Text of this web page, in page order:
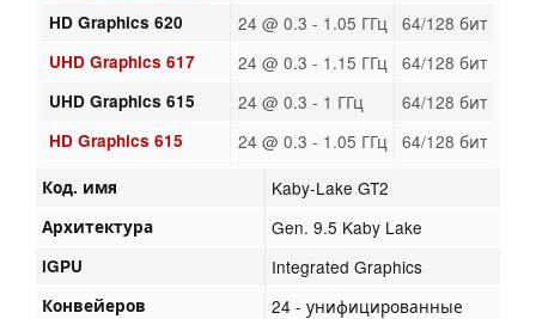
HD Graphics 620 24 @ 0.3 - 1.05 ГГц 64/128 бит
UHD Graphics 617 24 @ 0.3 - 1.15 ГГц 64/128 бит
UHD Graphics 615 24 @ 0.3 - 1 ГГц 64/128 бит
HD Graphics 615 24 @ 0.3 - 1.05 ГГц 64/128 бит
Код. имя Kaby-Lake GT2
Архитектура Gen. 9.5 Kaby Lake
iGPU Integrated Graphics
Конвейеров 24 - унифицированные